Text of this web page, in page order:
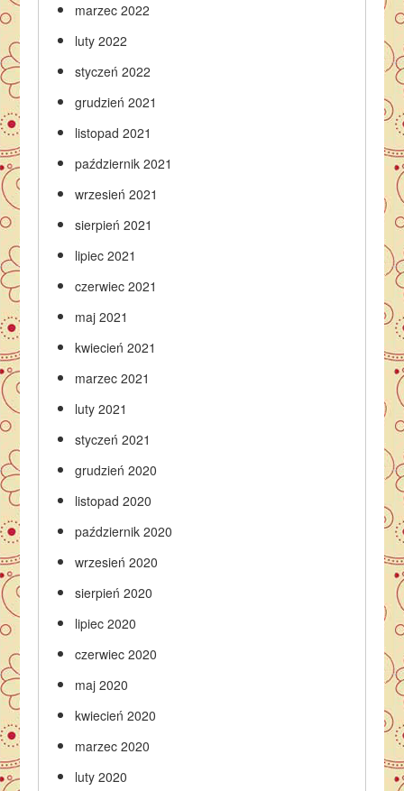
marzec 2022
luty 2022
styczeń 2022
grudzień 2021
listopad 2021
październik 2021
wrzesień 2021
sierpień 2021
lipiec 2021
czerwiec 2021
maj 2021
kwiecień 2021
marzec 2021
luty 2021
styczeń 2021
grudzień 2020
listopad 2020
październik 2020
wrzesień 2020
sierpień 2020
lipiec 2020
czerwiec 2020
maj 2020
kwiecień 2020
marzec 2020
luty 2020